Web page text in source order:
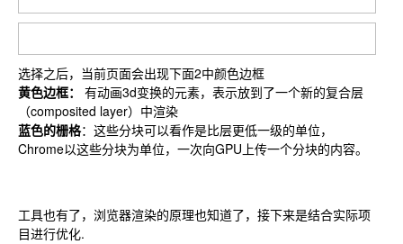
选择之后，当前页面会出现下面2中颜色边框
黄色边框：
有动画3d变换的元素，表示放到了一个新的复合层
（composited layer）中渲染
蓝色的栅格：这些分块可以看作是比层更低一级的单位，
Chrome以这些分块为单位，一次向GPU上传一个分块的内容。
工具也有了，浏览器渲染的原理也知道了，接下来是结合实际项
目进行优化.